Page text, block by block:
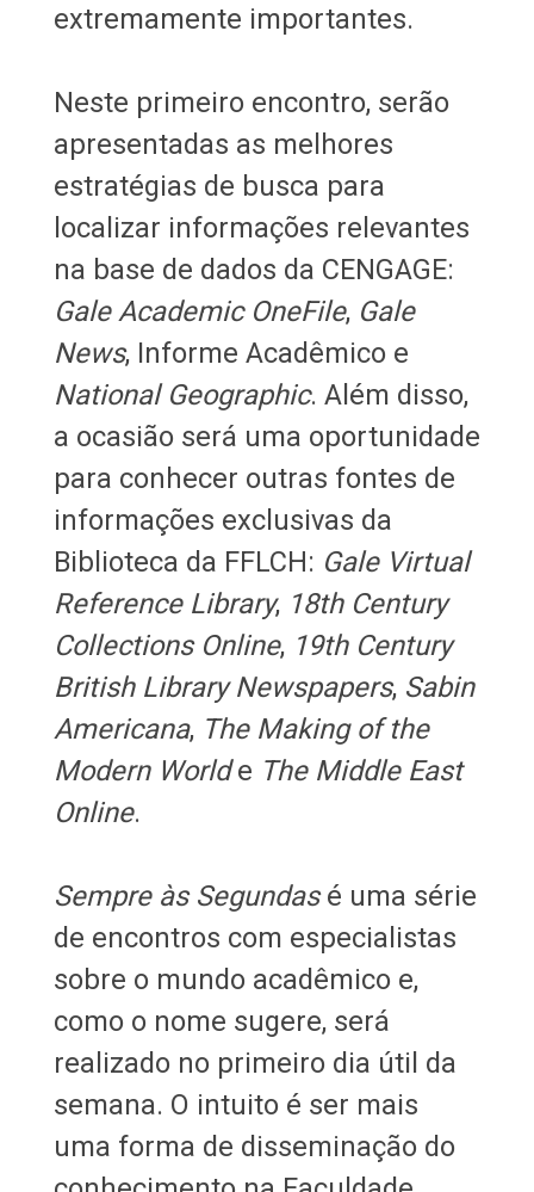
extremamente importantes.
Neste primeiro encontro, serão
apresentadas as melhores
estratégias de busca para
localizar informações relevantes
na base de dados da CENGAGE:
Gale Academic OneFile, Gale
News, Informe Acadêmico e
National Geographic. Além disso,
a ocasião será uma oportunidade
para conhecer outras fontes de
informações exclusivas da
Biblioteca da FFLCH: Gale Virtual
Reference Library, 18th Century
Collections Online, 19th Century
British Library Newspapers, Sabin
Americana, The Making of the
Modern Worlde The Middle East
Online.
Sempre às Segundasé uma série
de encontros com especialistas
sobre o mundo acadêmico e,
como o nome sugere, será
realizado no primeiro dia útil da
semana. O intuito é ser mais
uma forma de disseminação do